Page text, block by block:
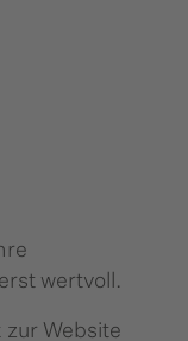
wertvoll.
zur Website